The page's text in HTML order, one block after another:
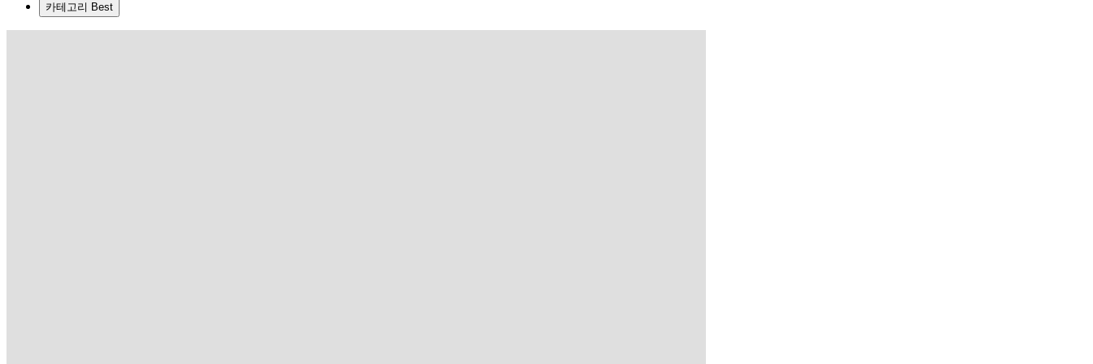
카테고리 Best